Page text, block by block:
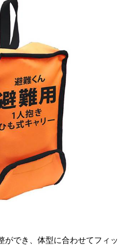
ができ、体型に合わせてフィッ